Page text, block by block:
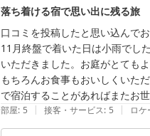
落ち着ける宿で思い出に残る旅
口コミを投稿したと思い込んで
11月終盤で着いた日は小雨でし
いただきました。お庭がとてもよ
もちろんお食事もおいしくいた
部屋: 5 | 接客・サービス: 5 | ロケ